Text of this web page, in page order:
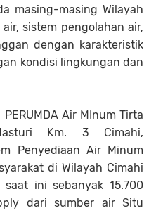
masing-masing Wilayah
sistem pengolahan air,
dengan karakteristik
kondisi lingkungan dan
Air MInum Tirta
Km. 3 Cimahi,
Penyediaan Air Minum
di Wilayah Cimahi
ini sebanyak 15.700
dari sumber air Situ